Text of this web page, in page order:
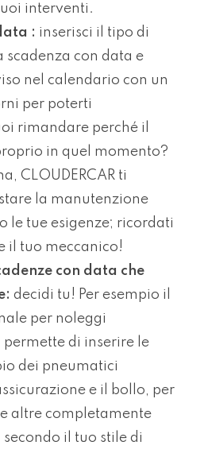
interventi.
: inserisci il tipo di
scadenza con data e
nel calendario con un
per poterti
rimandare perché il
in quel momento?
CLOUDERCAR ti
la manutenzione
le tue esigenze; ricordati
il tuo meccanico!
con data che
decidi tu! Per esempio il
per noleggi
permette di inserire le
dei pneumatici
e il bollo, per
altre completamente
il tuo stile di